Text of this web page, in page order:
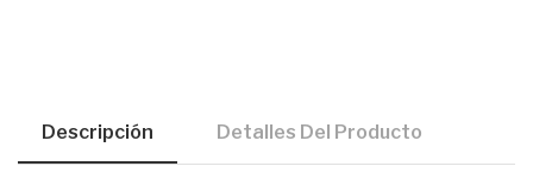
Descripción Detalles Del Producto